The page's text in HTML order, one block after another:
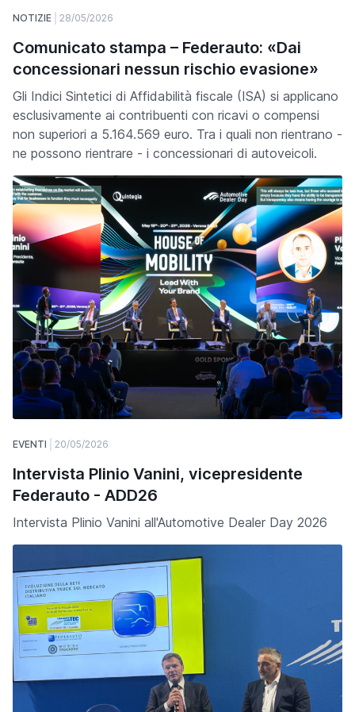
NOTIZIE 28/05/2026
Comunicato stampa – Federauto: «Dai
concessionari nessun rischio evasione»
Gli Indici Sintetici di Affidabilità fiscale (ISA) si applicano
esclusivamente ai contribuenti con ricavi o compensi
non superiori a 5.164.569 euro. Tra i quali non rientrano -
ne possono rientrare - i concessionari di autoveicoli.
EVENTI 20/05/2026
Intervista Plinio Vanini, vicepresidente
Federauto - ADD26
Intervista Plinio Vanini all'Automotive Dealer Day 2026